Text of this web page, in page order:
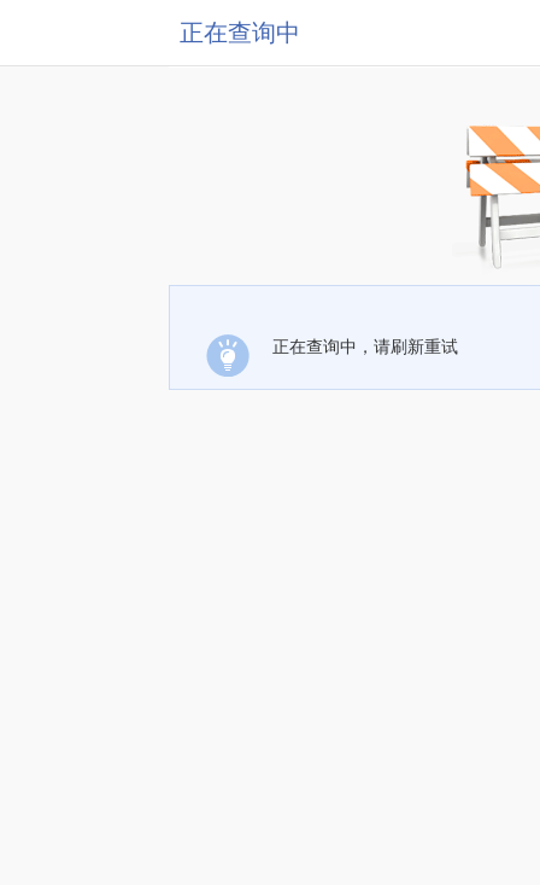
正在查询中
正在查询中，请刷新重试